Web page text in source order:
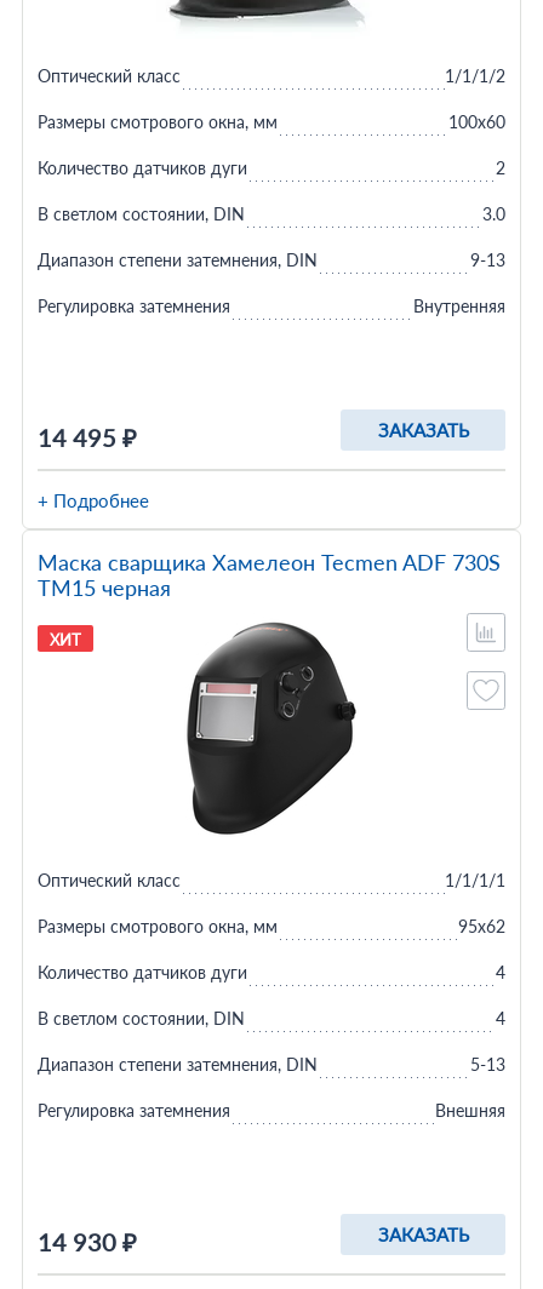
14 495 ₽ ЗАКАЗАТЬ
Оптический класс 1/1/1/2
Размеры смотрового окна, мм 100х60
Количество датчиков дуги 2
В светлом состоянии, DIN 3.0
Диапазон степени затемнения, DIN 9-13
Регулировка затемнения Внутренняя
+ Подробнее
Маска сварщика Хамелеон Tecmen ADF 730S
TM15 черная
ХИТ
14 930 ₽ ЗАКАЗАТЬ
Оптический класс 1/1/1/1
Размеры смотрового окна, мм 95x62
Количество датчиков дуги 4
В светлом состоянии, DIN 4
Диапазон степени затемнения, DIN 5-13
Регулировка затемнения Внешняя